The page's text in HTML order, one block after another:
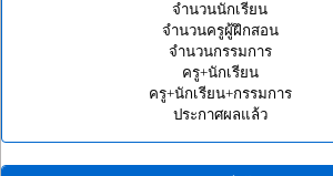
จำนวนนักเรียน
จำนวนครูผู้ฝึกสอน
จำนวนกรรมการ
ครู+นักเรียน
ครู+นักเรียน+กรรมการ
ประกาศผลแล้ว